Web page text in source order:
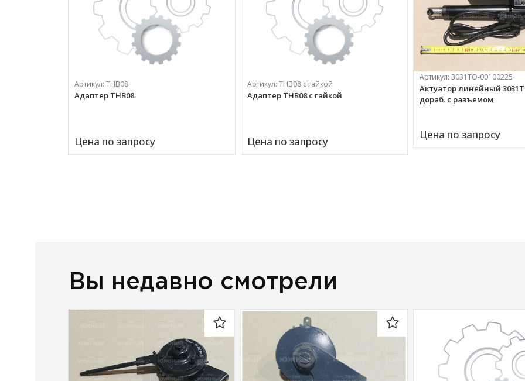
Артикул: ТНВ08
Адаптер ТНВ08
Цена по запросу
Артикул: ТНВ08 с гайкой
Адаптер ТНВ08 с гайкой
Цена по запросу
Артикул:3031ТО-00100225
Актуатор линейный
дораб. с разъемом
Цена по запросу
Вы недавно смотрели